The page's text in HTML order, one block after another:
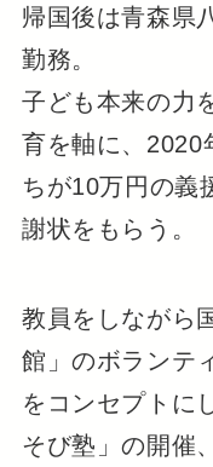
帰国後は青森県
勤務。
子ども本来の力
育を軸に、2020
ちが10万円の義
謝状をもらう。
教員をしながら
館」のボランテ
をコンセプトに
そび塾」の開催